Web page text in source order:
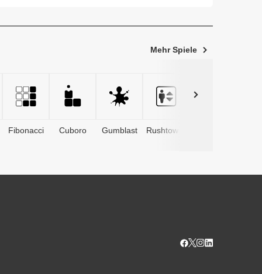
Mehr Spiele
Fibonacci Cuboro Gumblast Rushtower